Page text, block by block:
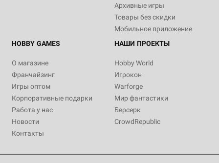
Архивные игры
Товары без скидки
Мобильное приложение
HOBBY GAMES
О магазине
Франчайзинг
Игры оптом
Корпоративные подарки
Работа у нас
Новости
Контакты
НАШИ ПРОЕКТЫ
Hobby World
Игрокон
Warforge
Мир фантастики
Берсерк
CrowdRepublic